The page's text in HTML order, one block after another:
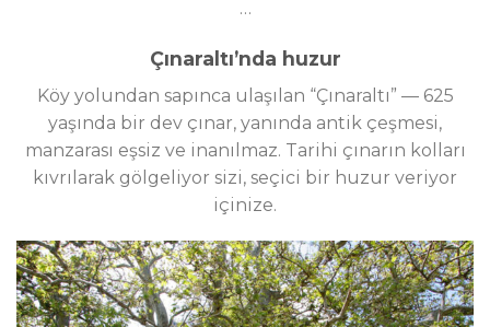
…
Çınaraltı’nda huzur
Köy yolundan sapınca ulaşılan “Çınaraltı” — 625
yaşında bir dev çınar, yanında antik çeşmesi,
manzarası eşsiz ve inanılmaz. Tarihi çınarın kolları
kıvrılarak gölgeliyor sizi, seçici bir huzur veriyor
içinize.